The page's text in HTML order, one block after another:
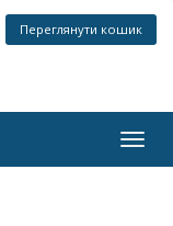
Переглянути кошик